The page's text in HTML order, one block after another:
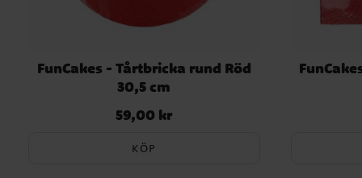
FunCakes - Tårtbricka rund Röd
30,5 cm
Pris:59,00 kr
59,00 kr
KÖP